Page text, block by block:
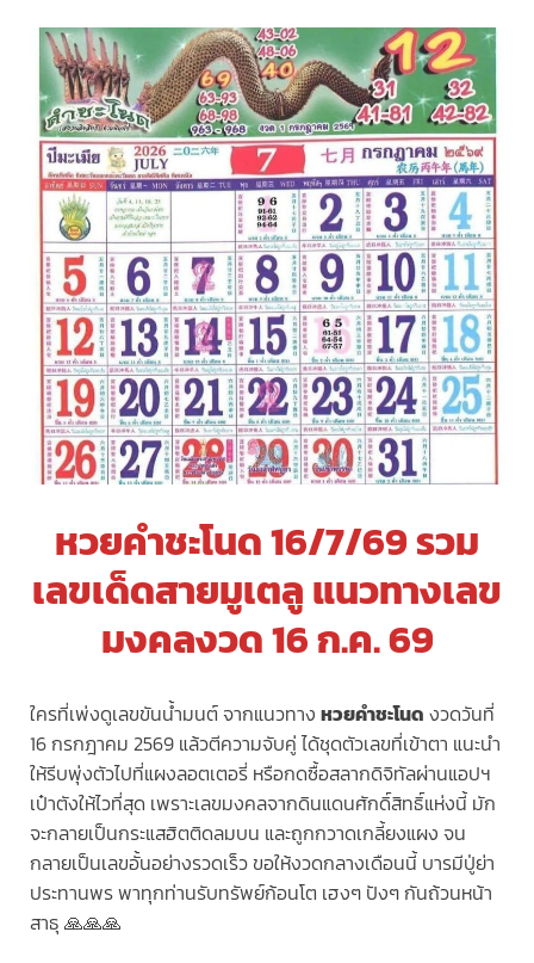
หวยคำชะโนด 16/7/69รวม
เลขเด็ดสายมูเตลู แนวทางเลข
มงคลงวด 16 ก.ค. 69
ใครที่เพ่งดูเลขขันน้ำมนต์ จากแนวทาง หวยคำชะโนด งวดวันที่
16 กรกฎาคม 2569 แล้วตีความจับคู่ ได้ชุดตัวเลขที่เข้าตา แนะนำ
ให้รีบพุ่งตัวไปที่แผงลอตเตอรี่ หรือกดซื้อสลากดิจิทัลผ่านแอปฯ
เป๋าตังให้ไวที่สุด เพราะเลขมงคลจากดินแดนศักดิ์สิทธิ์แห่งนี้ มัก
จะกลายเป็นกระแสฮิตติดลมบน และถูกกวาดเกลี้ยงแผง จน
กลายเป็นเลขอั้นอย่างรวดเร็ว ขอให้งวดกลางเดือนนี้ บารมีปู่ย่า
ประทานพร พาทุกท่านรับทรัพย์ก้อนโต เฮงๆ ปังๆ กันถ้วนหน้า
สาธุ 🙏🙏🙏